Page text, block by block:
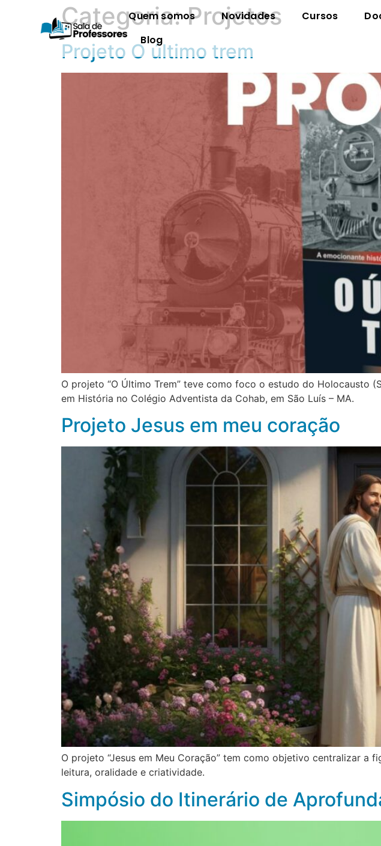
Quem somos Novidades Cursos
Blog
Categoria:Projetos
Projeto O último trem
O projeto “O Último Trem” teve como foco o estudo do Holocausto
em História no Colégio Adventista da Cohab, em São Luís – MA.
Projeto Jesus em meu coração
O projeto “Jesus em Meu Coração” tem como objetivo centralizar a
leitura, oralidade e criatividade.
Simpósio do Itinerário de